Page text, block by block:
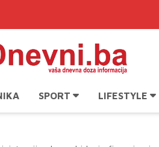
SPORT LIFESTYLE